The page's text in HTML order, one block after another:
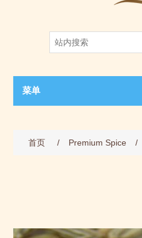
菜单
首页 / Premium Spice /